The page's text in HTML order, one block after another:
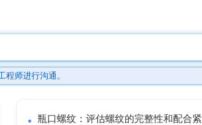
程师进行沟通。
瓶口螺纹：评估螺纹的完整性和配合紧